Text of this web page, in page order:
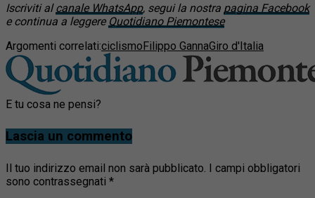
Iscriviti alcanale WhatsApp, segui la nostra pagina Facebook
e continua a leggere Quotidiano Piemontese
Argomenti correlati:ciclismoFilippo GannaGiro d'Italia
E tu cosa ne pensi?
Lascia un commento
Il tuo indirizzo email non sarà pubblicato. I campi obbligatori
sono contrassegnati *